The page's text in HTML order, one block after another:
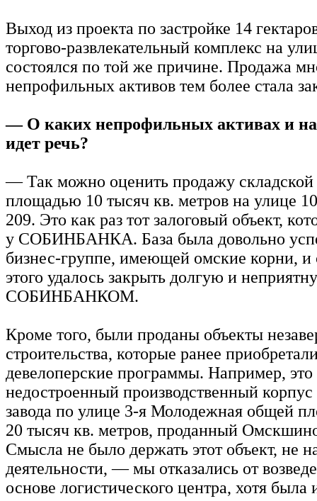
Выход из проекта по застройке 14
торгово-развлекательный комплекс на
состоялся по той же причине. Продажа
непрофильных активов тем более стала
— О каких непрофильных активах и
идет речь?
— Так можно оценить продажу
площадью 10 тысяч кв. метров на улице
209. Это как раз тот залоговый объект,
у СОБИНБАНКА. База была довольно
бизнес-группе, имеющей омские корни,
этого удалось закрыть долгую и
СОБИНБАНКОМ.
Кроме того, были проданы объекты
строительства, которые ранее
девелоперские программы. Например,
недостроенный производственный
завода по улице 3-я Молодежная общей
20 тысяч кв. метров, проданный
Смысла не было держать этот объект, не
деятельности, — мы отказались от
основе логистического центра, хотя